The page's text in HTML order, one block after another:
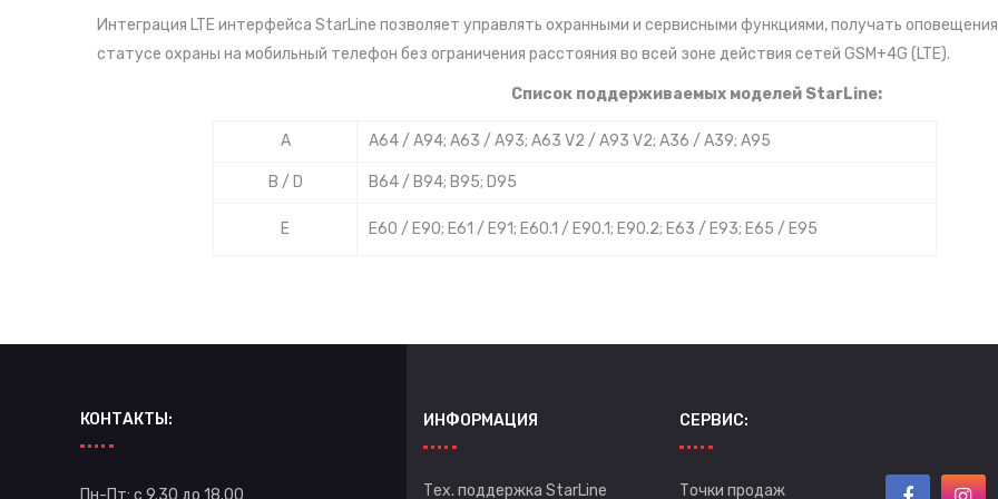
Интеграция LTE интерфейса StarLine позволяет управлять охранными и сервисными функциями, получать
статусе охраны на мобильный телефон без ограничения расстояния во всей зоне действия сетей GSM+4G (LTE).
Список поддерживаемых моделей StarLine:
A A64 / A94; A63 / A93; A63 V2 / A93 V2; A36 / A39; A95
B / D B64 / B94; B95; D95
E E60 / E90; E61 / E91; E60.1 / E90.1; E90.2; E63 / E93; E65 / E95
КОНТАКТЫ:
Пн-Пт: с 9.30 до 18.00
ИНФОРМАЦИЯ
Тех. поддержка StarLine
СЕРВИС:
Точки продаж